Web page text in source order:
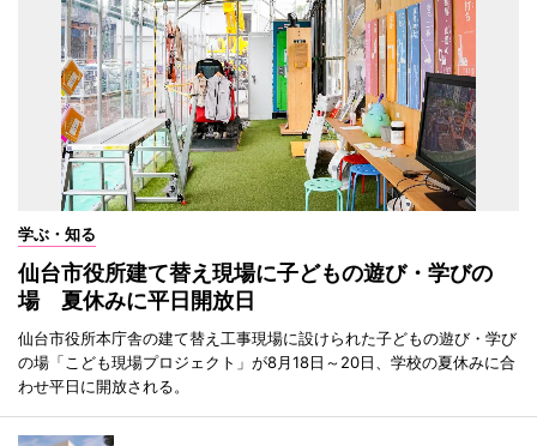
学ぶ・知る
仙台市役所建て替え現場に子どもの遊び・学びの
場 夏休みに平日開放日
仙台市役所本庁舎の建て替え工事現場に設けられた子どもの遊び・学び
の場「こども現場プロジェクト」が8月18日～20日、学校の夏休みに合
わせ平日に開放される。